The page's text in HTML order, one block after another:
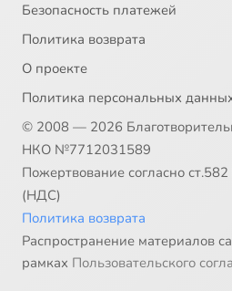
Безопасность платежей
Политика возврата
О проекте
Политика персональных
© 2008 — 2026
НКО №7712031589
Пожертвование согласно
(НДС)
Политика возврата
Распространение материалов
рамках Пользовательского